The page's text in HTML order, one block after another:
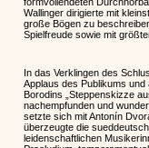
Wallinger dirigierte mit
große Bögen zu
Spielfreude sowie mit
In das Verklingen des
Applaus des Publikums
Borodins „Steppenskizze
nachempfunden und
setzte sich mit Antonín
überzeugte die
leidenschaftlichen